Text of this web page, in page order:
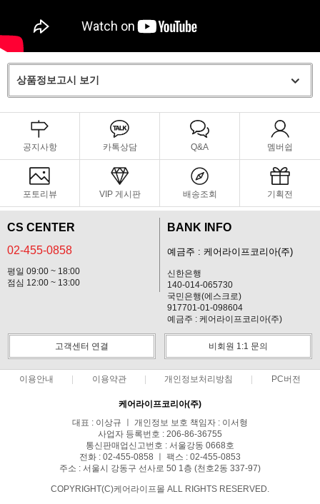
상품정보고시 보기
공지사항 카톡상담 Q&A 멤버쉽
포토리뷰 VIP 게시판 배송조회 기획전
CS CENTER
02-455-0858
평일 09:00 ~ 18:00
점심 12:00 ~ 13:00
BANK INFO
예금주 : 케어라이프코리아(주)
신한은행
140-014-065730
국민은행(에스크로)
917701-01-098604
예금주 : 케어라이프코리아(주)
고객센터 연결 비회원 1:1 문의
이용안내 이용약관 개인정보처리방침 PC버전
케어라이프코리아(주)
대표 : 이상규 ㅣ 개인정보 보호 책임자 : 이서형
사업자 등록번호 : 206-86-36755
통신판매업신고번호 : 서울강동 0668호
전화 : 02-455-0858 ㅣ 팩스 : 02-455-0853
주소 : 서울시 강동구 선사로 50 1층 (천호2동 337-97)
COPYRIGHT(C)케어라이프몰 ALL RIGHTS RESERVED.